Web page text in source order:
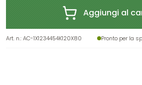
Aggiungi al
Art. n.:AC-1X1234454K120X80 Pronto per la